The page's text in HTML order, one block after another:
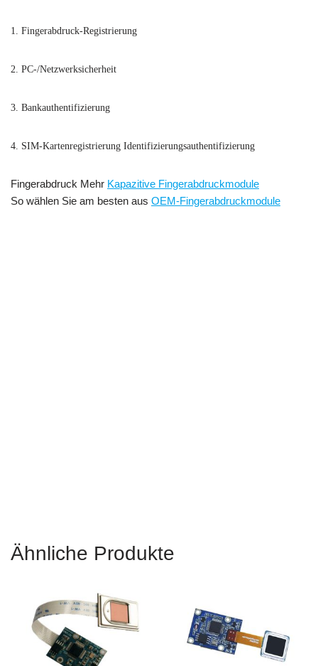
1. Fingerabdruck-Registrierung
2. PC-/Netzwerksicherheit
3. Bankauthentifizierung
4. SIM-Kartenregistrierung Identifizierungsauthentifizierung
Fingerabdruck Mehr Kapazitive Fingerabdruckmodule
So wählen Sie am besten aus OEM-Fingerabdruckmodule
Ähnliche Produkte